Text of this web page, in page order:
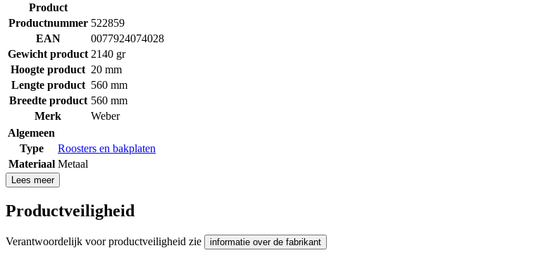
Product
Productnummer 522859
EAN
0077924074028
Gewicht product 2140 gr
Hoogte product 20 mm
Lengte product 560 mm
Breedte product 560 mm
Merk
Weber
Algemeen
Type
Roosters en bakplaten
Materiaal Metaal
Lees meer
Productveiligheid
Verantwoordelijk voor productveiligheid zie informatie over de fabrikant